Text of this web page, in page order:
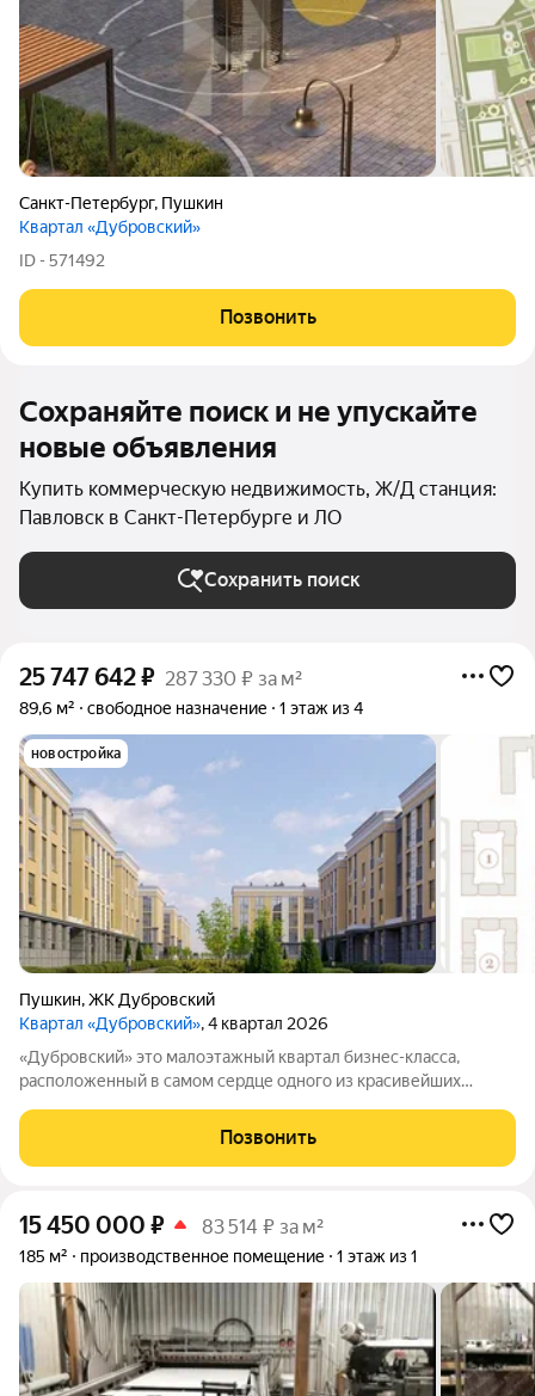
Санкт-Петербург, Пушкин
Квартал «Дубровский»
ID - 571492
Позвонить
Сохраняйте поиск и не упускайте
новые объявления
Купить коммерческую недвижимость, Ж/Д станция:
Павловск в Санкт-Петербурге и ЛО
Сохранить поиск
25 747 642₽ 287 330 ₽ за м²
89,6 м² свободное назначение 1 этаж из 4
новостройка
Пушкин,ЖК Дубровский
Квартал «Дубровский», 4 квартал 2026
«Дубровский» это малоэтажный квартал бизнес-класса,
расположенный в самом сердце одного из красивейших
минутах от памятника мировой архитектуры и дворцово-
паркового искусства
Позвонить
15 450 000 ₽ 83 514 ₽ за м²
185 м² производственное помещение 1 этаж из 1